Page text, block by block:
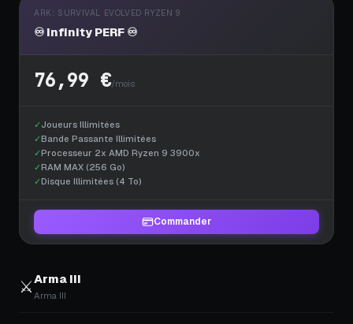
ARK: SURVIVAL EVOLVED RYZEN 9
♾️ Infinity PERF ♾️
76,99 €/mois
✓ Joueurs Illimitées
✓Bande Passante Illimitées
✓Processeur 2x AMD Ryzen 9 3900x
✓RAM MAX (256 Go)
✓Disque Illimitées (4 To)
Commander
⚔️Arma III
Arma III